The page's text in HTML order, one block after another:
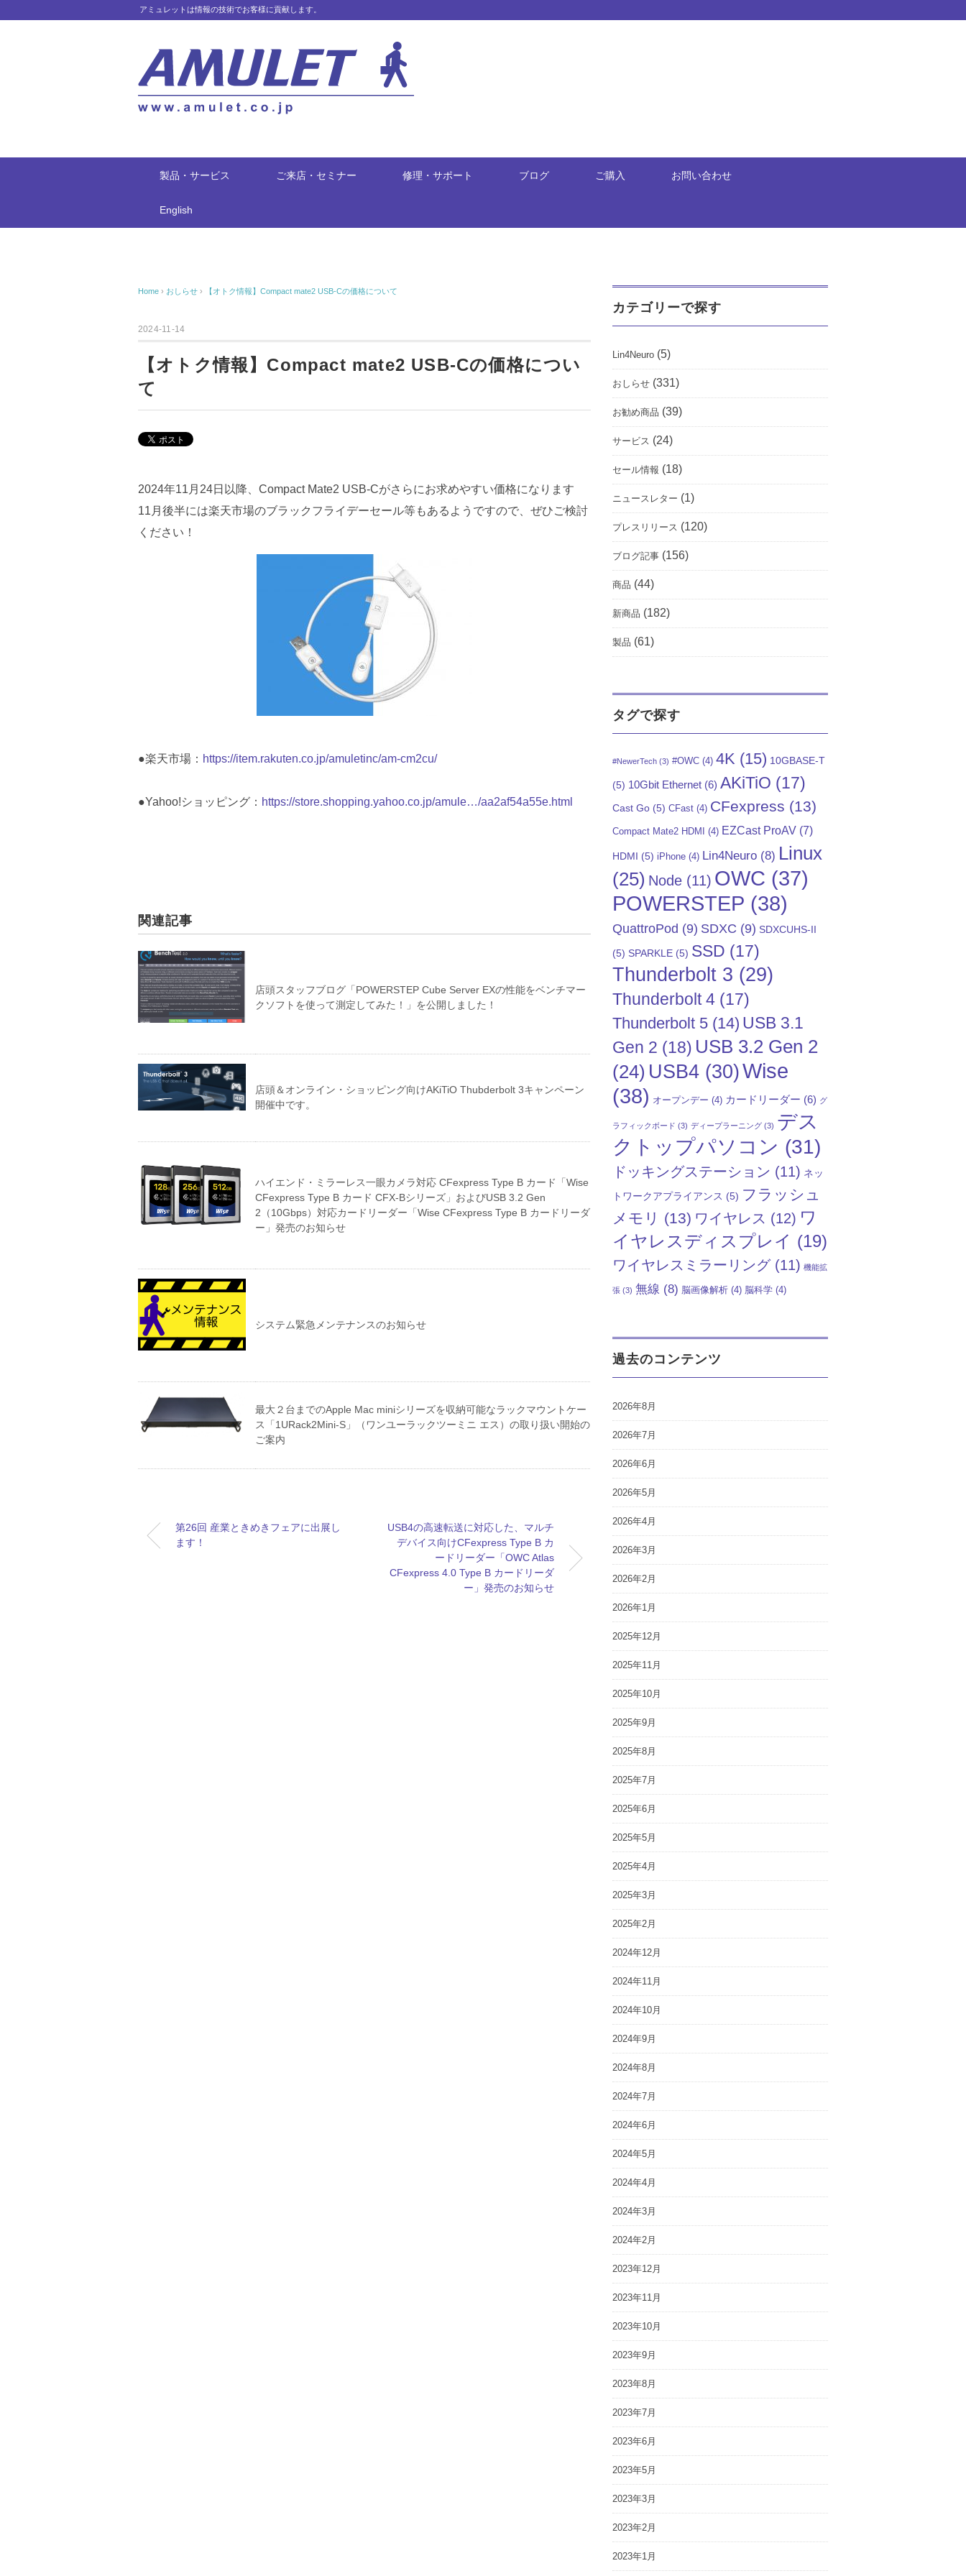
アミュレットは情報の技術でお客様に貢献します。
製品・サービス ご来店・セミナー 修理・サポート ブログ ご購入 お問い合わせ
English
Home › おしらせ › 【オトク情報】Compact mate2 USB-Cの価格について
2024-11-14
【オトク情報】Compact mate2 USB-Cの価格につい
て
2024年11月24日以降、Compact Mate2 USB-Cがさらにお求めやすい価格になります
11月後半には楽天市場のブラックフライデーセール等もあるようですので、ぜひご検討
ください！
●楽天市場： https://item.rakuten.co.jp/amuletinc/am-cm2cu/
●Yahoo!ショッピング： https://store.shopping.yahoo.co.jp/amule…/aa2af54a55e.html
関連記事
店頭スタッフブログ「POWERSTEP Cube Server EXの性能をベンチマー
クソフトを使って測定してみた！」を公開しました！
店頭＆オンライン・ショッピング向けAKiTiO Thubderbolt 3キャンペーン
開催中です。
ハイエンド・ミラーレス一眼カメラ対応 CFexpress Type B カード「Wise
CFexpress Type B カード CFX-Bシリーズ」およびUSB 3.2 Gen
2（10Gbps）対応カードリーダー「Wise CFexpress Type B カードリーダ
ー」発売のお知らせ
システム緊急メンテナンスのお知らせ
最大２台までのApple Mac miniシリーズを収納可能なラックマウントケー
ス「1URack2Mini-S」（ワンユーラックツーミニ エス）の取り扱い開始の
ご案内
第26回 産業ときめきフェアに出展し
ます！
USB4の高速転送に対応した、マルチ
デバイス向けCFexpress Type B カ
ードリーダー「OWC Atlas
CFexpress 4.0 Type B カードリーダ
ー」発売のお知らせ
カテゴリーで探す
Lin4Neuro (5)
おしらせ (331)
お勧め商品 (39)
サービス (24)
セール情報 (18)
ニュースレター (1)
プレスリリース (120)
ブログ記事 (156)
商品 (44)
新商品 (182)
製品 (61)
タグで探す
#NewerTech (3) #OWC (4) 4K (15) 10GBASE-T
(5) 10Gbit Ethernet (6) AKiTiO (17)
Cast Go (5) CFast (4) CFexpress (13)
Compact Mate2 HDMI (4) EZCast ProAV (7)
HDMI (5) iPhone (4) Lin4Neuro (8) Linux
(25) Node (11) OWC (37)
POWERSTEP (38)
QuattroPod (9) SDXC (9) SDXCUHS-II
(5) SPARKLE (5) SSD (17)
Thunderbolt 3 (29)
Thunderbolt 4 (17)
Thunderbolt 5 (14) USB 3.1
Gen 2 (18) USB 3.2 Gen 2
(24) USB4 (30)Wise
(38) オープンデー (4) カードリーダー (6) グ
ラフィックボード (3) ディープラーニング (3) デス
クトップパソコン (31)
ドッキングステーション (11) ネッ
トワークアプライアンス (5) フラッシュ
メモリ (13) ワイヤレス (12) ワ
イヤレスディスプレイ (19)
ワイヤレスミラーリング(11) 機能拡
張 (3) 無線 (8) 脳画像解析 (4) 脳科学 (4)
過去のコンテンツ
2026年8月
2026年7月
2026年6月
2026年5月
2026年4月
2026年3月
2026年2月
2026年1月
2025年12月
2025年11月
2025年10月
2025年9月
2025年8月
2025年7月
2025年6月
2025年5月
2025年4月
2025年3月
2025年2月
2024年12月
2024年11月
2024年10月
2024年9月
2024年8月
2024年7月
2024年6月
2024年5月
2024年4月
2024年3月
2024年2月
2023年12月
2023年11月
2023年10月
2023年9月
2023年8月
2023年7月
2023年6月
2023年5月
2023年3月
2023年2月
2023年1月